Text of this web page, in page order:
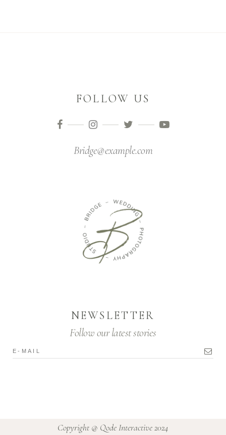
FOLLOW US
Bridge@example.com
NEWSLETTER
Follow our latest stories
Copyright @ Qode Interactive 2024